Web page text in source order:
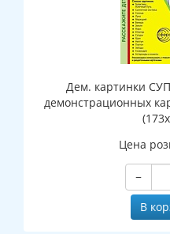
Дем. картинки
демонстрационных
Цена
−
В